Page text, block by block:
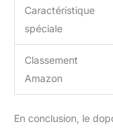
Caractéristique
spéciale
Classement
Amazon
En conclusion, le